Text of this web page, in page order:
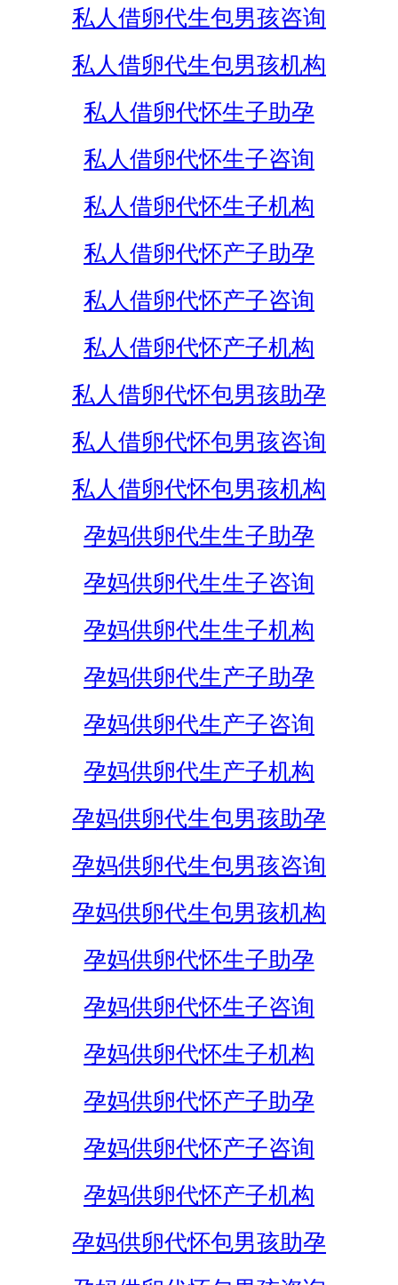
私人借卵代生包男孩咨询
私人借卵代生包男孩机构
私人借卵代怀生子助孕
私人借卵代怀生子咨询
私人借卵代怀生子机构
私人借卵代怀产子助孕
私人借卵代怀产子咨询
私人借卵代怀产子机构
私人借卵代怀包男孩助孕
私人借卵代怀包男孩咨询
私人借卵代怀包男孩机构
孕妈供卵代生生子助孕
孕妈供卵代生生子咨询
孕妈供卵代生生子机构
孕妈供卵代生产子助孕
孕妈供卵代生产子咨询
孕妈供卵代生产子机构
孕妈供卵代生包男孩助孕
孕妈供卵代生包男孩咨询
孕妈供卵代生包男孩机构
孕妈供卵代怀生子助孕
孕妈供卵代怀生子咨询
孕妈供卵代怀生子机构
孕妈供卵代怀产子助孕
孕妈供卵代怀产子咨询
孕妈供卵代怀产子机构
孕妈供卵代怀包男孩助孕